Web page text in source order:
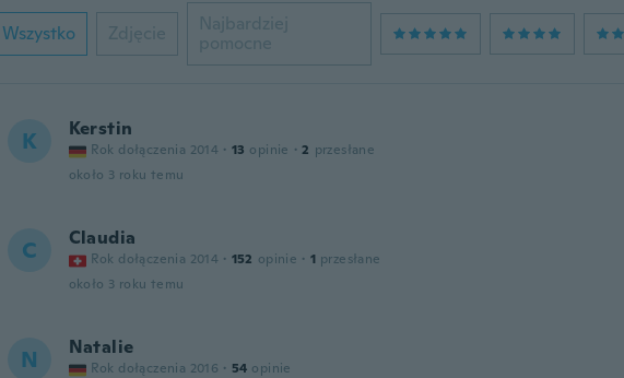
Wszystko Zdjęcie
Najbardziej
pomocne
K Kerstin
Rok dołączenia 2014 · 13 opinie · 2 przesłane
około 3 roku temu
C Claudia
Rok dołączenia 2014 · 152 opinie · 1 przesłane
około 3 roku temu
N Natalie
Rok dołączenia 2016 · 54 opinie